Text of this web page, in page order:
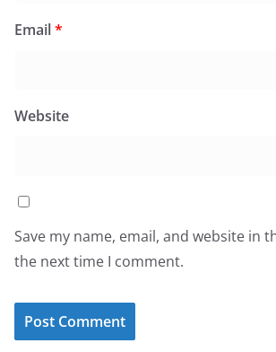
Email*
Website
Save my name, email, and website in
the next time I comment.